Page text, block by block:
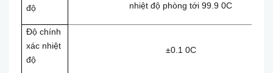
độ
nhiệt độ phòng tới 99.9 0C
Độ chính
xác nhiệt
độ
±0.1 0C